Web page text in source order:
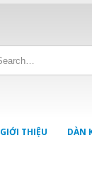
GIỚI THIỆU DÀN